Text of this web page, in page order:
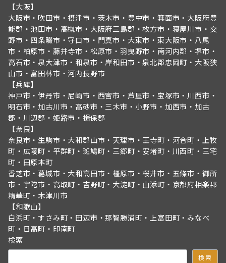
【大阪】
大阪市・吹田市・摂津市・茨木市・豊中市・箕面市・大阪府豊
能郡・池田市・高槻市・大阪府三島郡・枚方市・寝屋川市・交
野市・四条畷市・守口市・門真市・大東市・東大阪市・八尾
市・柏原市・藤井寺市・松原市・羽曳野市・南河内郡・堺市・
高石市・泉大津市・和泉市・岸和田市・泉北郡忠岡町・大阪狭
山市・富田林市・河内長野市
【兵庫】
神戸市・伊丹市・尼崎市・西宮市・芦屋市・宝塚市・川西市・
明石市・加古川市・高砂市・三木市・小野市・加西市・加古
郡・川辺郡・姫路市・揖保郡
【奈良】
奈良市・生駒市・大和郡山市・天理市・王寺町・河合町・上牧
町・広陵町・平群町・斑鳩町・三郷町・安堵町・川西町・三宅
町・田原本町
香芝市・葛城市・大和高田市・橿原市・桜井市・五條市・御所
市・宇陀市・高取町・吉野町・大淀町・山添町・京都府相楽郡
精華町・木津川市
【和歌山】
白浜町・すさみ町・田辺市・那智勝浦町・上富田町・みなべ
町・日高町・印南町
検索
検索